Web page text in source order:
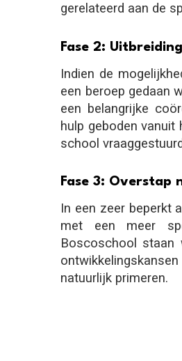
gerelateerd aan de
Fase 2:
Indien de
een beroep gedaan
een belangrijke
hulp geboden vanuit
school
Fase 3: Overstap
In een zeer beperkt
met een meer
Boscoschool staan
natuurlijk primeren.